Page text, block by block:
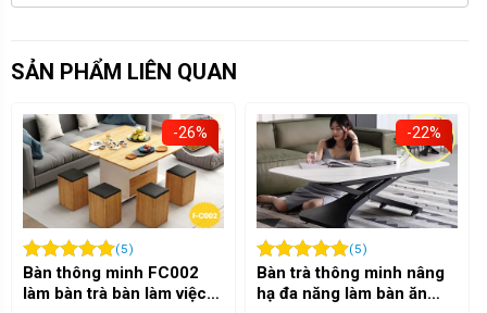
SẢN PHẨM LIÊN QUAN
-22%
(5)
Bàn trà thông minh nâng
hạ đa năng làm bàn ăn
-26%
(5)
Bàn thông minh FC002
màu ghi đá tích hợp 3